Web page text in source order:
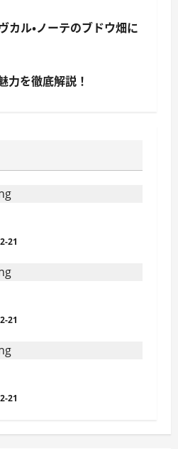
カル・ノーテのブドウ畑に
力を徹底解説！
21
21
21